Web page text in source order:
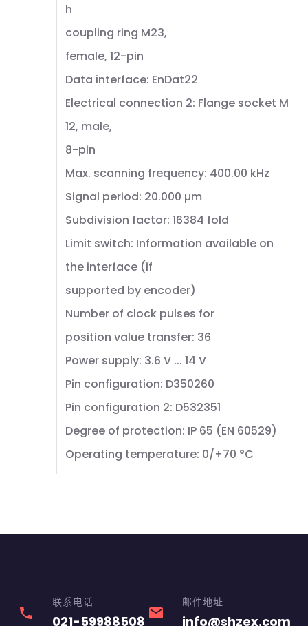
h
coupling ring M23,
female, 12-pin
Data interface: EnDat22
Electrical connection 2: Flange socket M
12, male,
8-pin
Max. scanning frequency: 400.00 kHz
Signal period: 20.000 µm
Subdivision factor: 16384 fold
Limit switch: Information available on
the interface (if
supported by encoder)
Number of clock pulses for
position value transfer: 36
Power supply: 3.6 V ... 14 V
Pin configuration: D350260
Pin configuration 2: D532351
Degree of protection: IP 65 (EN 60529)
Operating temperature: 0/+70 °C
phone
联系电话
021-59988508 email
邮件地址
info@shzex.com